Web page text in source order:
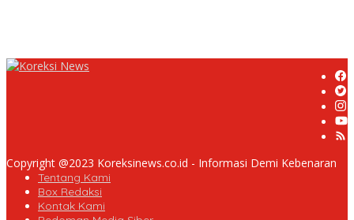
Copyright @2023 Koreksinews.co.id - Informasi Demi Kebenaran
Tentang Kami
Box Redaksi
Kontak Kami